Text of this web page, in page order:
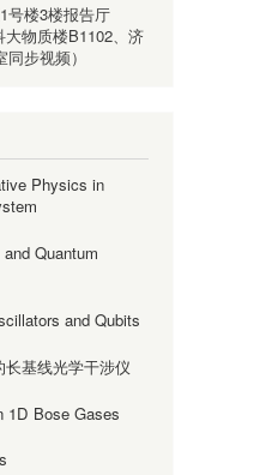
号楼3楼报告厅
大物质楼B1102、济
步视频）
Physics in
Quantum
and Qubits
基线光学干涉仪
1D Bose Gases